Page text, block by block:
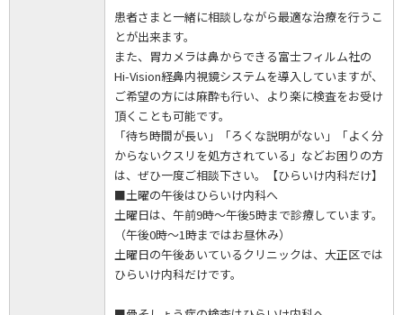
患者さまと一緒に相談しながら最適な治療を行うこ
とが出来ます。
また、胃カメラは鼻からできる富士フィルム社の
Hi-Vision経鼻内視鏡システムを導入していますが、
ご希望の方には麻酔も行い、より楽に検査をお受け
頂くことも可能です。
「待ち時間が長い」「ろくな説明がない」「よく分
からないクスリを処方されている」などお困りの方
は、ぜひ一度ご相談下さい。【ひらいけ内科だけ】
■土曜の午後はひらいけ内科へ
土曜日は、午前9時～午後5時まで診療しています。
（午後0時～1時まではお昼休み）
土曜日の午後あいているクリニックは、大正区では
ひらいけ内科だけです。